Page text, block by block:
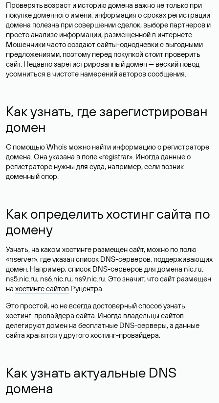
Проверять возраст и историю домена важно не только при
покупке доменного имени, информация о сроках регистрации
домена полезна при совершении сделок, выборе партнеров и
просто анализе информации, размещенной в интернете.
Мошенники часто создают сайты-однодневки с выгодными
предложениями, поэтому перед покупкой стоит проверить
сайт. Недавно зарегистрированный домен — веский повод
усомниться в чистоте намерений авторов сообщения.
Как узнать, где зарегистрирован
домен
С помощью Whois можно найти информацию о регистраторе
домена. Она указана в поле «registrar». Иногда данные о
регистраторе нужны для суда, например, если возник
доменный спор.
Как определить хостинг сайта по
домену
Узнать, на каком хостинге размещен сайт, можно по полю
«nserver», где указан список DNS-серверов, поддерживающих
домен. Например, список DNS-серверов для домена nic.ru:
ns5.nic.ru, ns6.nic.ru, ns9.nic.ru. Это значит, что сайт размещен
на хостинге сайтов Руцентра.
Это простой, но не всегда достоверный способ узнать
хостинг-провайдера сайта. Иногда владельцы сайтов
делегируют домен на бесплатные DNS-серверы, а данные
сайта хранятся у другого хостинг-провайдера.
Как узнать актуальные DNS
домена